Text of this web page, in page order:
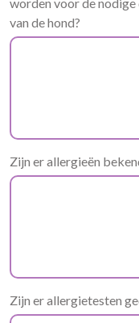
van de hond?
Zijn er allergieën
Zijn er allergietesten